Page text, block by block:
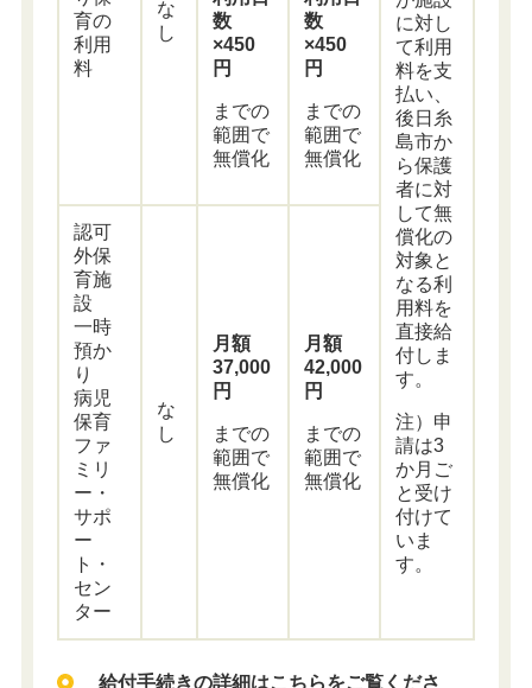
育の
利用
料
な
し
数
×450
円
までの
範囲で
無償化
数
×450
円
までの
範囲で
無償化
に対し
て利用
料を支
払い、
後日糸
島市か
ら保護
者に対
して無
償化の
対象と
なる利
用料を
直接給
付しま
す。
注）申
請は3
か月ご
と受け
付けて
いま
す。
認可
外保
育施
設
一時
預か
り
病児
保育
ファ
ミリ
ー・
サポ
ー
ト・
セン
ター
な
し
月額
37,000
円
までの
範囲で
無償化
月額
42,000
円
までの
範囲で
無償化
給付手続きの詳細はこちらをご覧くださ